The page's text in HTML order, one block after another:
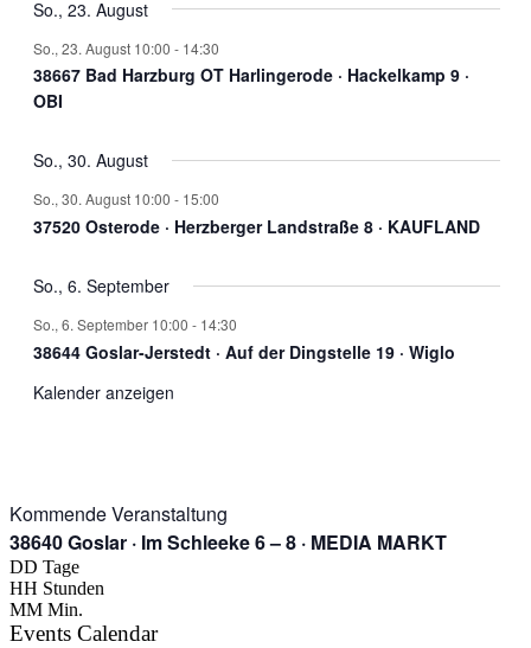
So., 23. August
So., 23. August 10:00 - 14:30
38667 Bad Harzburg OT Harlingerode · Hackelkamp 9 ·
OBI
So., 30. August
So., 30. August 10:00 - 15:00
37520 Osterode · Herzberger Landstraße 8 · KAUFLAND
So., 6. September
So., 6. September 10:00 - 14:30
38644 Goslar-Jerstedt · Auf der Dingstelle 19 · Wiglo
Kalender anzeigen
Kommende Veranstaltung
38640 Goslar · Im Schleeke 6 – 8 · MEDIA MARKT
DD Tage
HH Stunden
MM Min.
Events Calendar